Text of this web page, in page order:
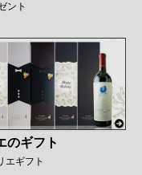
ント
のギフト
エギフト